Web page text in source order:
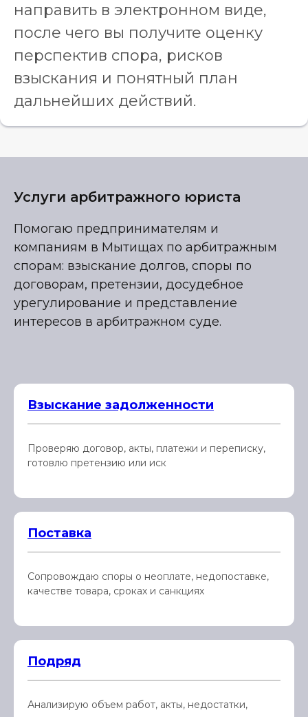
направить в электронном виде,
после чего вы получите оценку
перспектив спора, рисков
взыскания и понятный план
дальнейших действий.
Услуги арбитражного юриста
Помогаю предпринимателям и
компаниям в Мытищах по арбитражным
спорам: взыскание долгов, споры по
договорам, претензии, досудебное
урегулирование и представление
интересов в арбитражном суде.
Взыскание задолженности
Проверяю договор, акты, платежи и переписку,
готовлю претензию или иск
Поставка
Сопровождаю споры о неоплате, недопоставке,
качестве товара, сроках и санкциях
Подряд
Анализирую объем работ, акты, недостатки,